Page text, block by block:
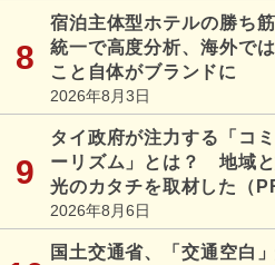
宿泊主体型ホテルの勝ち
統一で高度分析、海外で
こと自体がブランドに
2026年8月3日
タイ政府が注力する「コ
ーリズム」とは？ 地域
光のカタチを取材した（
2026年8月6日
国土交通省、「交通空白